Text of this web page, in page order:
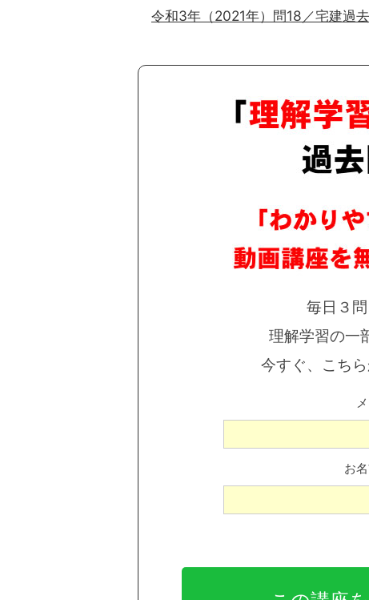
令和3年（2021年）問18／宅建過
毎日３
理解学習の一
今すぐ、こち
お